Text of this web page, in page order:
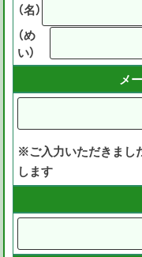
（名）
（め
い）
メ
※ご入力いただきまし
します